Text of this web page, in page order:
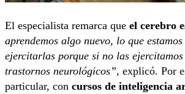
El especialista remarca que el cerebro
aprendemos algo nuevo, lo que
ejercitarlas porque si no las
trastornos neurológicos”, explicó. Por
particular, con cursos de inteligencia